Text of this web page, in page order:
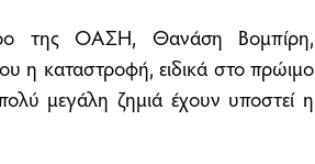
της ΟΑΣΗ, Θανάση Βομπίρη,
η καταστροφή, ειδικά στο πρώιμο
μεγάλη ζημιά έχουν υποστεί η